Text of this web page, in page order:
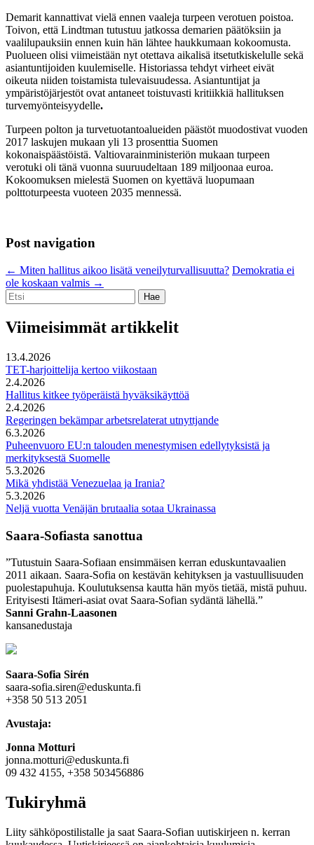
Demarit kannattivat vielä ennen vaaleja turpeen verotuen poistoa.
Toivon, että Lindtman tutustuu jatkossa demarien päätöksiin ja
vaalilupauksiin ennen kuin hän lähtee haukkumaan kokoomusta.
Puolueen olisi viimeistään nyt otettava aikalisä itsetutkiskelulle sekä
asiantuntijoiden kuulemiselle. Historiassa tehdyt virheet eivät
oikeuta niiden toistamista tulevaisuudessa. Asiantuntijat ja
ympäristöjärjestöt ovat antaneet toistuvasti kritiikkiä hallituksen
turvemyönteisyydelle.
Turpeen polton ja turvetuotantoalueiden päästöt muodostivat vuoden
2017 laskujen mukaan yli 13 prosenttia Suomen
kokonaispäästöistä. Valtiovarainministeriön mukaan turpeen
verotuki oli tänä vuonna suuruudeltaan 189 miljoonaa euroa.
Kokoomuksen mielestä Suomen on kyettävä luopumaan
polttoturpeesta vuoteen 2035 mennessä.
Post navigation
← Miten hallitus aikoo lisätä veneilyturvallisuutta? Demokratia ei
ole koskaan valmis →
Etsi:
Viimeisimmät artikkelit
13.4.2026
TET-harjoittelija kertoo viikostaan
2.4.2026
Hallitus kitkee työperäistä hyväksikäyttöä
2.4.2026
Regeringen bekämpar arbetsrelaterat utnyttjande
6.3.2026
Puheenvuoro EU:n talouden menestymisen edellytyksistä ja
merkityksestä Suomelle
5.3.2026
Mikä yhdistää Venezuelaa ja Irania?
5.3.2026
Neljä vuotta Venäjän brutaalia sotaa Ukrainassa
Saara-Sofiasta sanottua
”Tutustuin Saara-Sofiaan ensimmäisen kerran eduskuntavaalien
2011 aikaan. Saara-Sofia on kestävän kehityksen ja vastuullisuuden
puolestapuhuja. Koulutuksensa kautta hän myös tietää, mistä puhuu.
Erityisesti Itämeri-asiat ovat Saara-Sofian sydäntä lähellä.”
Sanni Grahn-Laasonen
kansanedustaja
Saara-Sofia Sirén
saara-sofia.siren@eduskunta.fi
+358 50 513 2051
Avustaja:
Jonna Motturi
jonna.motturi@eduskunta.fi
09 432 4155, +358 503456886
Tukiryhmä
Liity sähköpostilistalle ja saat Saara-Sofian uutiskirjeen n. kerran